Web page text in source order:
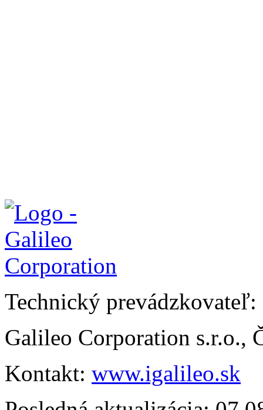
Technický prevádzkovateľ:
Galileo Corporation s.r.o.,
Kontakt: www.igalileo.sk